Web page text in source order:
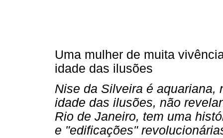
Uma mulher de muita
idade das ilusões
Nise da Silveira é aquariana,
idade das ilusões, não
Rio de Janeiro, tem uma
e "edificações"